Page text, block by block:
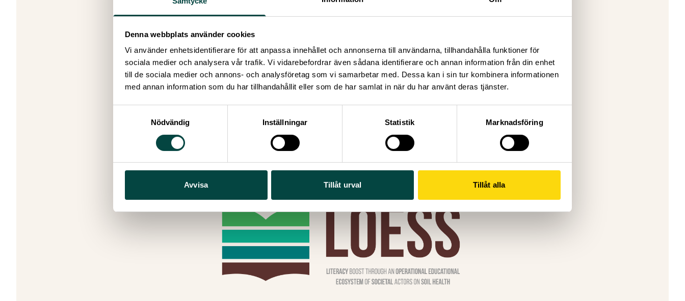
Denna webbplats använder cookies
Vi använder enhetsidentifierare för att anpassa innehållet och annonserna till användarna, tillhandahålla funktioner för
sociala medier och analysera vår trafik. Vi vidarebefordrar även sådana identifierare och annan information från din enhet
till de sociala medier och annons- och analysföretag som vi samarbetar med. Dessa kan i sin tur kombinera informationen
med annan information som du har tillhandahållit eller som de har samlat in när du har använt deras tjänster.
Nödvändig
Inställningar Statistik Marknadsföring
Avvisa Tillåt urval Tillåt alla
How to frame research questions from a community soil health challenge
(CERL) methods
Practical and ethical considerations in community–university CERL partnerships
Principles of collaboration and co-creation
This is a hands-on, participatory workshop so participants should be prepared to
have their cameras on and to participate in breakout discussions.
Spaces are limited and booking will close when capacity is reached.